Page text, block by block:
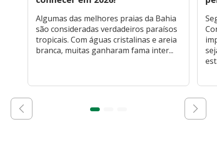
Algumas das melhores praias da Bahia
são consideradas verdadeiros paraísos
tropicais. Com águas cristalinas e areia
branca, muitas ganharam fama inter...